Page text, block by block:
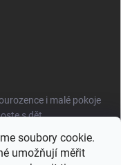
soubory cookie.
umožňují měřit
i malé pokoje
s dět...
malé prostory i